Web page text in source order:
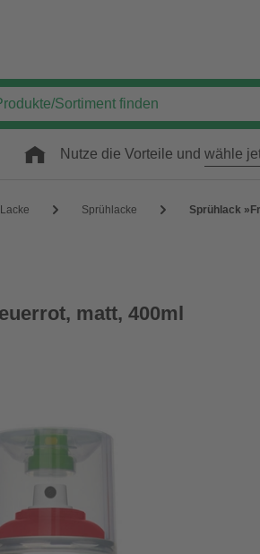
Nutze die Vorteile und wähle
Lacke Sprühlacke Sprühlack
matt, 400ml